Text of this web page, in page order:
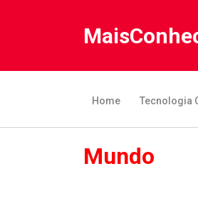
Home Tecnologia
Mundo